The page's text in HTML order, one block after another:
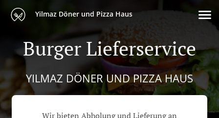
Yilmaz Döner und Pizza Haus
Burger Lieferservice
YILMAZ DÖNER UND PIZZA HAUS
Wir bieten Abholung und Lieferung an